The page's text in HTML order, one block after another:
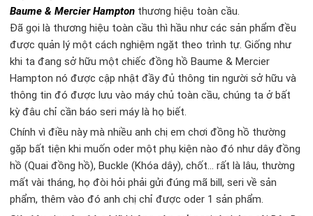
Baume & Mercier Hampton thương hiệu toàn cầu.
Đã gọi là thương hiệu toàn cầu thì hầu như các sản phẩm đều
được quản lý một cách nghiệm ngặt theo trình tự. Giống như
khi ta đang sở hữu một chiếc đồng hồ Baume & Mercier
Hampton nó được cập nhật đầy đủ thông tin người sở hữu và
thông tin đó được lưu vào máy chủ toàn cầu, chúng ta ở bất
kỳ đâu chỉ cần báo seri máy là họ biết.
Chính vì điều này mà nhiều anh chị em chơi đồng hồ thường
gặp bất tiện khi muốn oder một phụ kiện nào đó như dây đồng
hồ (Quai đồng hồ), Buckle (Khóa dây), chốt… rất là lâu, thường
mất vài tháng, họ đòi hỏi phải gửi đúng mã bill, seri về sản
phẩm, thêm vào đó anh chị chỉ được oder 1 sản phẩm.